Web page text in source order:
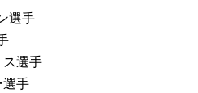
選手
ス選手
選手